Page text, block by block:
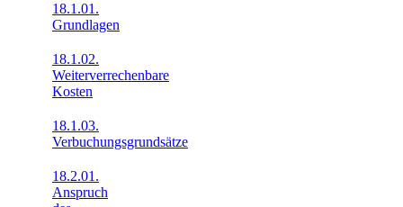
18.1.01.
Grundlagen
18.1.02.
Weiterverrechenbare
Kosten
18.1.03.
Verbuchungsgrundsätze
18.2.01.
Anspruch